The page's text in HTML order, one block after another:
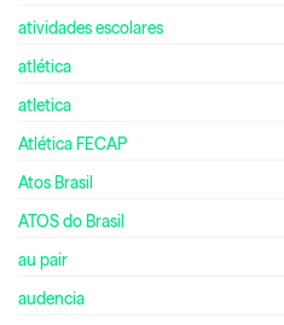
atividades escolares
atlética
atletica
Atlética FECAP
Atos Brasil
ATOS do Brasil
au pair
audencia